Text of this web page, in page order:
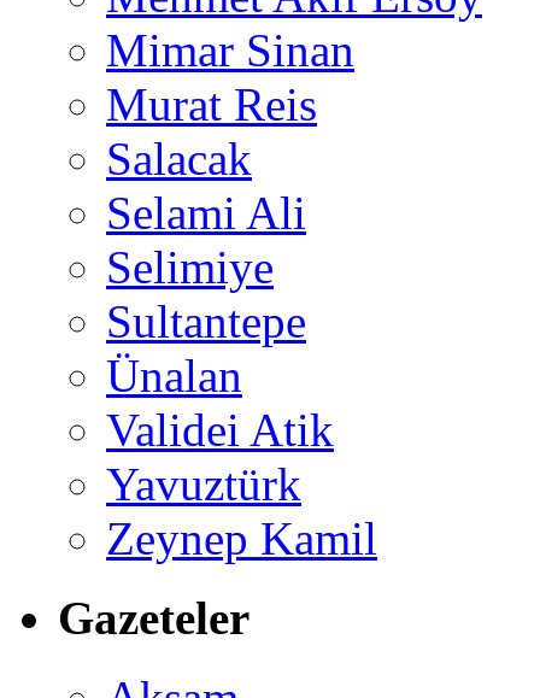
Mimar Sinan
Murat Reis
Salacak
Selami Ali
Selimiye
Sultantepe
Ünalan
Validei Atik
Yavuztürk
Zeynep Kamil
Gazeteler